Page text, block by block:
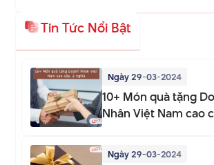
Tin Tức Nổi Bật
Ngày 29-03-2024
10+ Món quà tặng
Nhân Việt Nam cao
Ngày 29-03-2024